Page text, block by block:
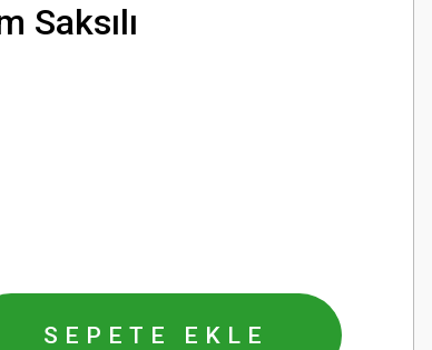
Saksılı
SEPETE EKLE